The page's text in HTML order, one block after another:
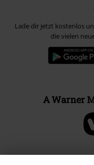
Lade dir jetzt kostenlos
die vielen
A Warner